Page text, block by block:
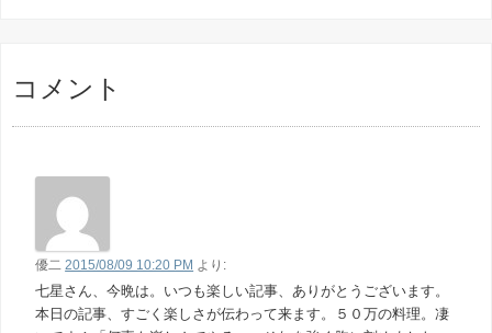
コメント
優二 2015/08/09 10:20 PM より:
七星さん、今晩は。いつも楽しい記事、ありがとうございます。
本日の記事、すごく楽しさが伝わって来ます。５０万の料理。凄